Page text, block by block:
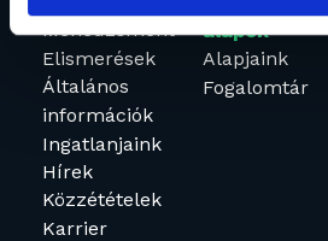
Menedzsment
Elismerések
Általános
információk
Ingatlanjaink
Hírek
Közzétételek
Karrier
alapok
Alapjaink
Fogalomtár